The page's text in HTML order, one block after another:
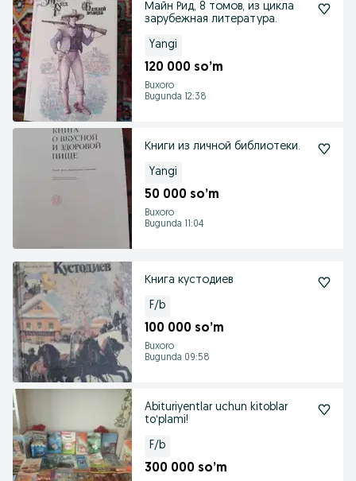
Майн Рид, 8 томов, из цикла
зарубежная литература.
Yangi
120 000 so’m
Buxoro
Bugunda 12:38
Книги из личной библиотеки.
Yangi
50 000 so’m
Buxoro
Bugunda 11:04
Книга кустодиев
F/b
100 000 so’m
Buxoro
Bugunda 09:58
Abituriyentlar uchun kitoblar
toʻplami!
F/b
300 000 so’m